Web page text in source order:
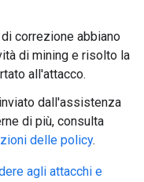
correzione abbiano
di mining e risolto la
all'attacco.
dall'assistenza
di più, consulta
delle policy.
agli attacchi e